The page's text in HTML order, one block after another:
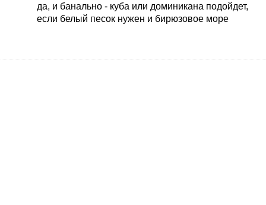
да, и банально - куба или доминикана подойдет,
если белый песок нужен и бирюзовое море